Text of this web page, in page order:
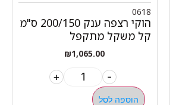
0618
הוקי רצפה ענק 200/150 ס"מ
קל משקל מתקפל
₪1,065.00
-
+
הוספה לסל